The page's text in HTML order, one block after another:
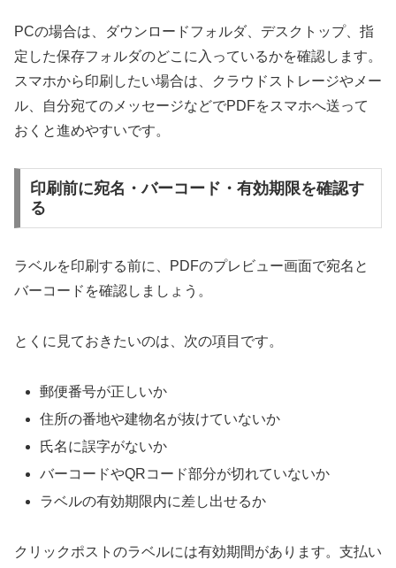
PCの場合は、ダウンロードフォルダ、デスクトップ、指
定した保存フォルダのどこに入っているかを確認します。
スマホから印刷したい場合は、クラウドストレージやメー
ル、自分宛てのメッセージなどでPDFをスマホへ送って
おくと進めやすいです。
印刷前に宛名・バーコード・有効期限を確認す
る
ラベルを印刷する前に、PDFのプレビュー画面で宛名と
バーコードを確認しましょう。
とくに見ておきたいのは、次の項目です。
郵便番号が正しいか
住所の番地や建物名が抜けていないか
氏名に誤字がないか
バーコードやQRコード部分が切れていないか
ラベルの有効期限内に差し出せるか
クリックポストのラベルには有効期間があります。支払い